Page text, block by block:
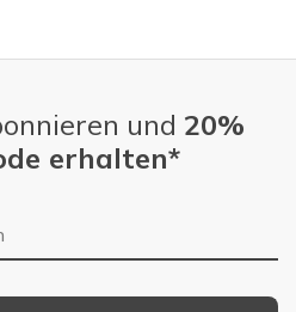
und 20%
erhalten*